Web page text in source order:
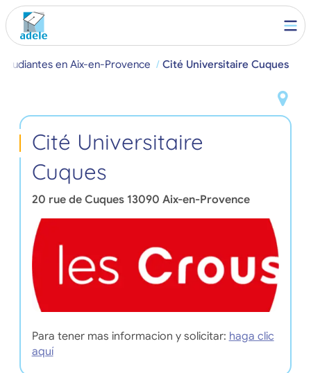
en Aix-en-Provence Cité Universitaire Cuques
Cité Universitaire
Cuques
20 rue de Cuques 13090 Aix-en-Provence
Para tener mas informacion y solicitar: haga clic
aquí